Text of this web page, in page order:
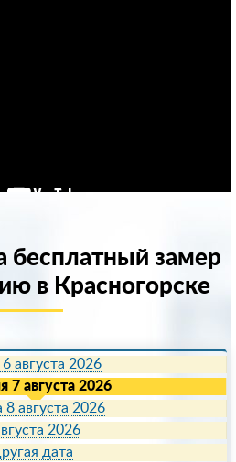
бесплатный замер
в Красногорске
6 августа 2026
7 августа 2026
8 августа 2026
2026
дата